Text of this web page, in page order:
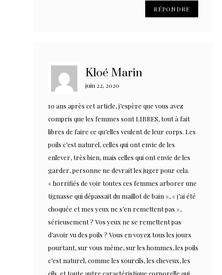
RÉPONDRE
Kloé Marin
juin 22, 2020
10 ans après cet article, j’espère que vous avez
compris que les femmes sont LIBRES, tout à fait
libres de faire ce qu’elles veulent de leur corps. Les
poils c’est naturel, celles qui ont envie de les
enlever, très bien, mais celles qui ont envie de les
garder, personne ne devrait les juger pour cela.
« horrifiés de voir toutes ces femmes arborer une
tignasse qui dépassait du maillot de bain », « j’ai été
choquée et mes yeux ne s’en remettent pas »,
sérieusement ? Vos yeux ne se remettent pas
d’avoir vu des poils ? Vous en voyez tous les jours
pourtant, sur vous même, sur les hommes, les poils
c’est naturel, comme les sourcils, les cheveux, les
cils, et toute autre caractéristique corporelle qui